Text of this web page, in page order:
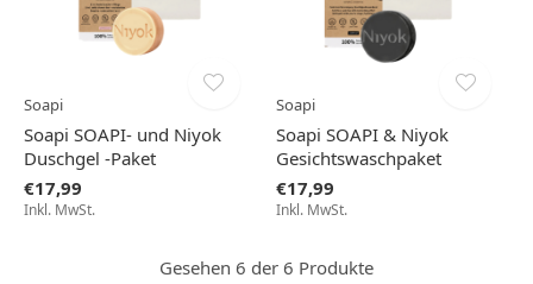
Soapi
Soapi SOAPI- und Niyok
Duschgel -Paket
€17,99
Inkl. MwSt.
Soapi
Soapi SOAPI & Niyok
Gesichtswaschpaket
€17,99
Inkl. MwSt.
Gesehen 6 der 6 Produkte